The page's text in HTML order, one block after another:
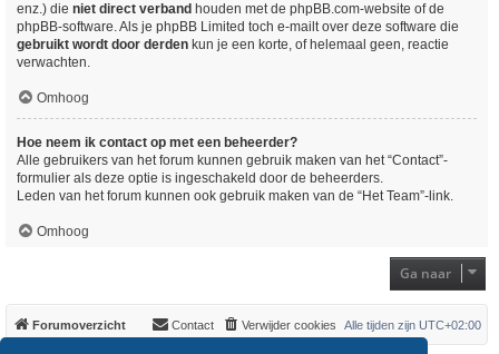
enz.) die niet direct verband houden met de phpBB.com-website of de
phpBB-software. Als je phpBB Limited toch e-mailt over deze software die
gebruikt wordt door derden kun je een korte, of helemaal geen, reactie
verwachten.
Omhoog
Hoe neem ik contact op met een beheerder?
Alle gebruikers van het forum kunnen gebruik maken van het “Contact”-
formulier als deze optie is ingeschakeld door de beheerders.
Leden van het forum kunnen ook gebruik maken van de “Het Team”-link.
Omhoog
Ga naar
Forumoverzicht Alle tijden zijn UTC+02:00
Verwijder cookies
Contact